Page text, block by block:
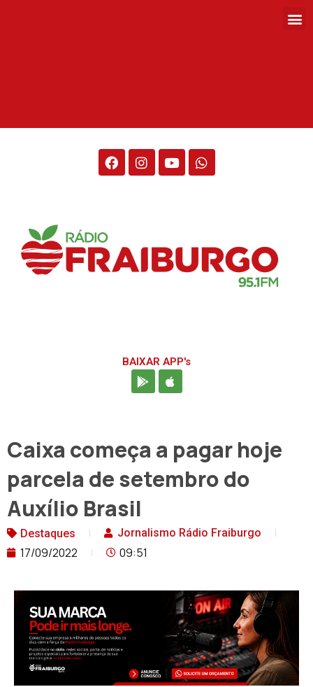
BAIXAR APP's
Caixa começa a pagar hoje
parcela de setembro do
Auxílio Brasil
Destaques Jornalismo Rádio Fraiburgo
17/09/2022 09:51